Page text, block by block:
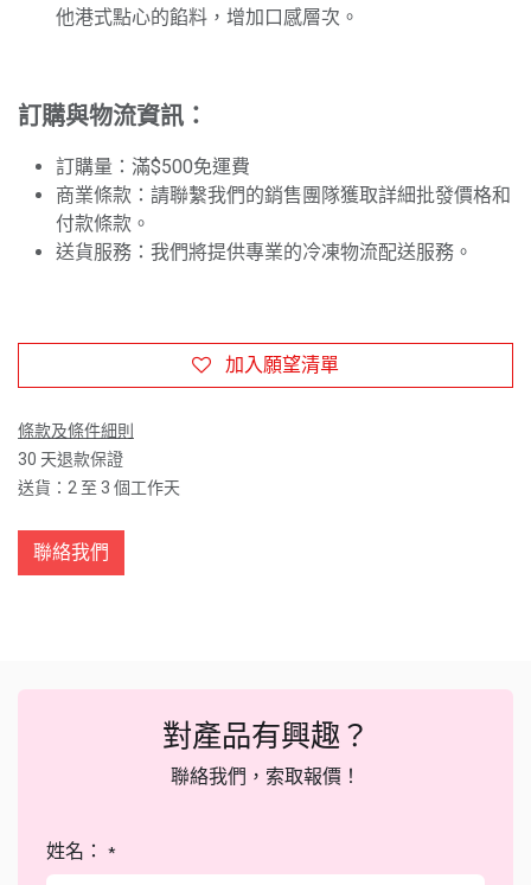
他港式點心的餡料，增加口感層次。
訂購與物流資訊：
訂購量：滿$500免運費
商業條款：請聯繫我們的銷售團隊獲取詳細批發價格和
付款條款。
送貨服務：我們將提供專業的冷凍物流配送服務。
加入願望清單
條款及條件細則
30 天退款保證
送貨：2 至 3 個工作天
聯絡我們
對產品有興趣？
聯絡我們，索取報價！
姓名： *